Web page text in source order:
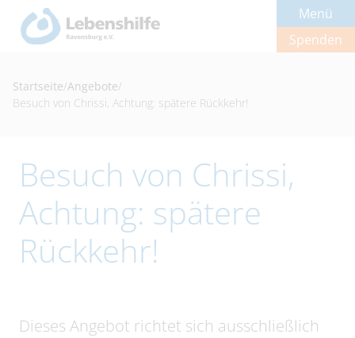
Menü
Spenden
Startseite/Angebote/
Besuch von Chrissi, Achtung: spätere Rückkehr!
Besuch von Chrissi,
Achtung: spätere
Rückkehr!
Dieses Angebot richtet sich ausschließlich